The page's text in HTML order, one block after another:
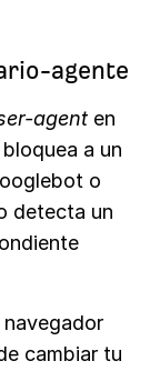
agente
agent en
a un
o
detecta un
navegador
cambiar tu